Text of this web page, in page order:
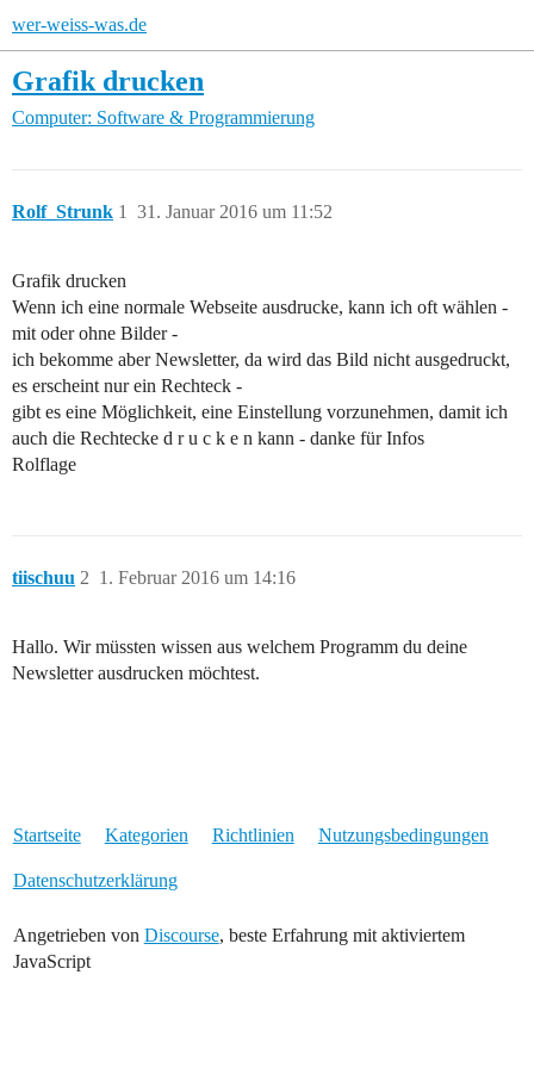
wer-weiss-was.de
Grafik drucken
Computer: Software & Programmierung
Rolf_Strunk 31. Januar 2016 um 11:52
1
Grafik drucken
Wenn ich eine normale Webseite ausdrucke, kann ich oft wählen -
mit oder ohne Bilder -
ich bekomme aber Newsletter, da wird das Bild nicht ausgedruckt,
es erscheint nur ein Rechteck -
gibt es eine Möglichkeit, eine Einstellung vorzunehmen, damit ich
auch die Rechtecke d r u c k e n kann - danke für Infos
Rolflage
tiischuu 1. Februar 2016 um 14:16
2
Hallo. Wir müssten wissen aus welchem Programm du deine
Newsletter ausdrucken möchtest.
Startseite Kategorien Richtlinien Nutzungsbedingungen
Datenschutzerklärung
Angetrieben von Discourse, beste Erfahrung mit aktiviertem
JavaScript